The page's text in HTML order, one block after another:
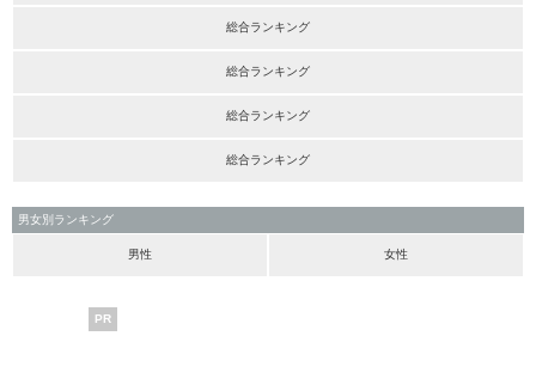
総合ランキング
総合ランキング
総合ランキング
総合ランキング
男女別ランキング
男性 女性
PR